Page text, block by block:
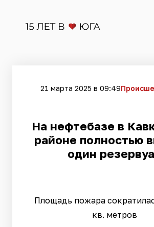
21 марта 2025 в 09:49
На нефтебазе в
районе полностью
один
Площадь пожара
кв. метров